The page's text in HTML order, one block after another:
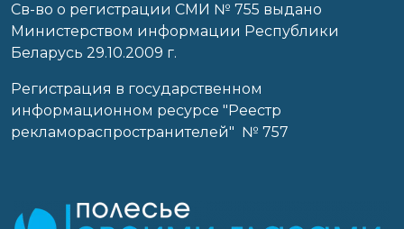
Св-во о регистрации СМИ № 755 выдано
Министерством информации Республики
Беларусь 29.10.2009 г.
Регистрация в государственном
информационном ресурсе "Реестр
рекламораспространителей" № 757